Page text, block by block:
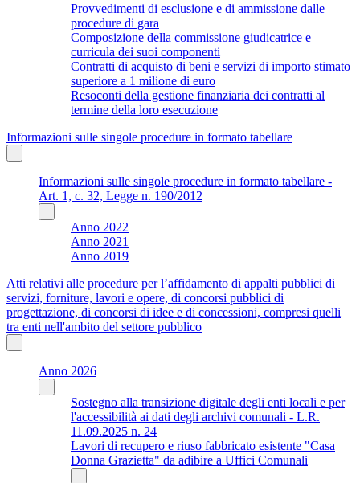
Provvedimenti di esclusione e di ammissione dalle
procedure di gara
Composizione della commissione giudicatrice e
curricula dei suoi componenti
Contratti di acquisto di beni e servizi di importo stimato
superiore a 1 milione di euro
Resoconti della gestione finanziaria dei contratti al
termine della loro esecuzione
Informazioni sulle singole procedure in formato tabellare
Informazioni sulle singole procedure in formato tabellare -
Art. 1, c. 32, Legge n. 190/2012
Anno 2022
Anno 2021
Anno 2019
Atti relativi alle procedure per l’affidamento di appalti pubblici di
servizi, forniture, lavori e opere, di concorsi pubblici di
progettazione, di concorsi di idee e di concessioni, compresi quelli
tra enti nell'ambito del settore pubblico
Anno 2026
Sostegno alla transizione digitale degli enti locali e per
l'accessibilità ai dati degli archivi comunali - L.R.
11.09.2025 n. 24
Lavori di recupero e riuso fabbricato esistente "Casa
Donna Grazietta" da adibire a Uffici Comunali